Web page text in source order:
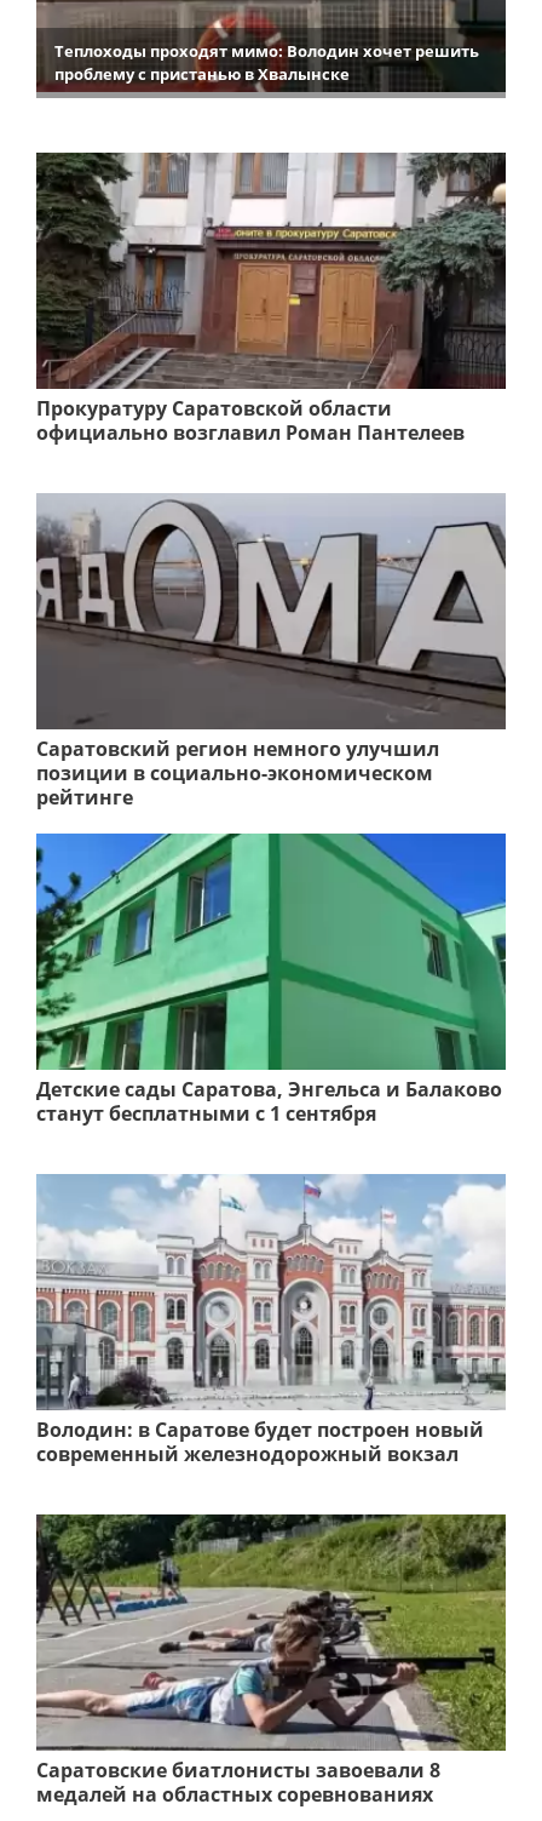
Теплоходы проходят мимо: Володин хочет решить
проблему с пристанью в Хвалынске
Прокуратуру Саратовской области
официально возглавил Роман Пантелеев
Саратовский регион немного улучшил
позиции в социально-экономическом
рейтинге
Детские сады Саратова, Энгельса и Балаково
станут бесплатными с 1 сентября
Володин: в Саратове будет построен новый
современный железнодорожный вокзал
Саратовские биатлонисты завоевали 8
медалей на областных соревнованиях